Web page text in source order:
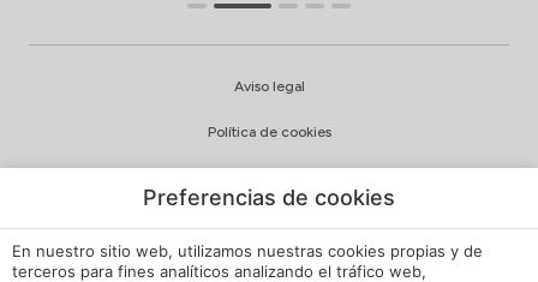
Aviso legal
Política de cookies
Política de Calidad y Medioambiente
Preferencias de cookies
En nuestro sitio web, utilizamos nuestras cookies propias y de
terceros para fines analíticos analizando el tráfico web,